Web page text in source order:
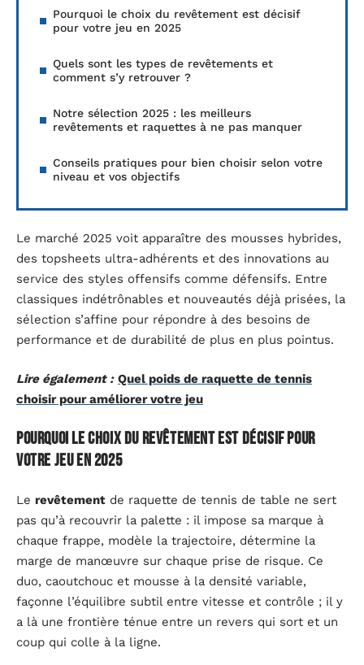
Pourquoi le choix du revêtement est décisif
pour votre jeu en 2025
Quels sont les types de revêtements et
comment s’y retrouver ?
Notre sélection 2025 : les meilleurs
revêtements et raquettes à ne pas manquer
Conseils pratiques pour bien choisir selon votre
niveau et vos objectifs
Le marché 2025 voit apparaître des mousses hybrides,
des topsheets ultra-adhérents et des innovations au
service des styles offensifs comme défensifs. Entre
classiques indétrônables et nouveautés déjà prisées, la
sélection s’affine pour répondre à des besoins de
performance et de durabilité de plus en plus pointus.
Lire également : Quel poids de raquette de tennis
choisir pour améliorer votre jeu
Pourquoi le choix du revêtement est décisif pour
votre jeu en 2025
Le revêtement de raquette de tennis de table ne sert
pas qu’à recouvrir la palette : il impose sa marque à
chaque frappe, modèle la trajectoire, détermine la
marge de manœuvre sur chaque prise de risque. Ce
duo, caoutchouc et mousse à la densité variable,
façonne l’équilibre subtil entre vitesse et contrôle ; il y
a là une frontière ténue entre un revers qui sort et un
coup qui colle à la ligne.